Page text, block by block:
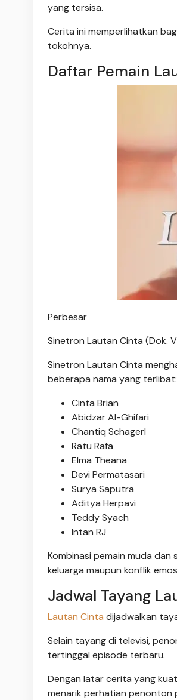
yang tersisa.
Cerita ini memperlihatkan
tokohnya.
Daftar Pemain
Perbesar
Sinetron Lautan Cinta (Dok.
Sinetron Lautan Cinta
beberapa nama yang terlibat:
Cinta Brian
Abidzar Al-Ghifari
Chantiq Schagerl
Ratu Rafa
Elma Theana
Devi Permatasari
Surya Saputra
Aditya Herpavi
Teddy Syach
Intan RJ
Kombinasi pemain muda
keluarga maupun konflik
Jadwal Tayang
Lautan Cinta dijadwalkan
Selain tayang di televisi,
tertinggal episode terbaru.
Dengan latar cerita yang
menarik perhatian penonton